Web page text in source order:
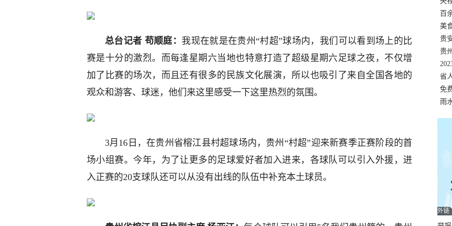
总台记者 苟顺庭： 我现在就是在贵州“村超”球场内，我们可以看到场上的比
赛是十分的激烈。而每逢星期六当地也特意打造了超级星期六足球之夜，不仅增
加了比赛的场次，而且还有很多的民族文化展演，所以也吸引了来自全国各地的
观众和游客、球迷，他们来这里感受一下这里热烈的氛围。
3月16日，在贵州省榕江县村超球场内，贵州“村超”迎来新赛季正赛阶段的首
场小组赛。今年，为了让更多的足球爱好者加入进来，各球队可以引入外援，进
入正赛的20支球队还可以从没有出线的队伍中补充本土球员。
温
百
正
美
两
贵
贵
名
色
省
资
免
展
雨
外链